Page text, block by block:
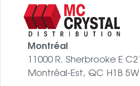
Montréal
11000 R. Sherbrooke E C21
Montréal-Est, QC H1B 5W1